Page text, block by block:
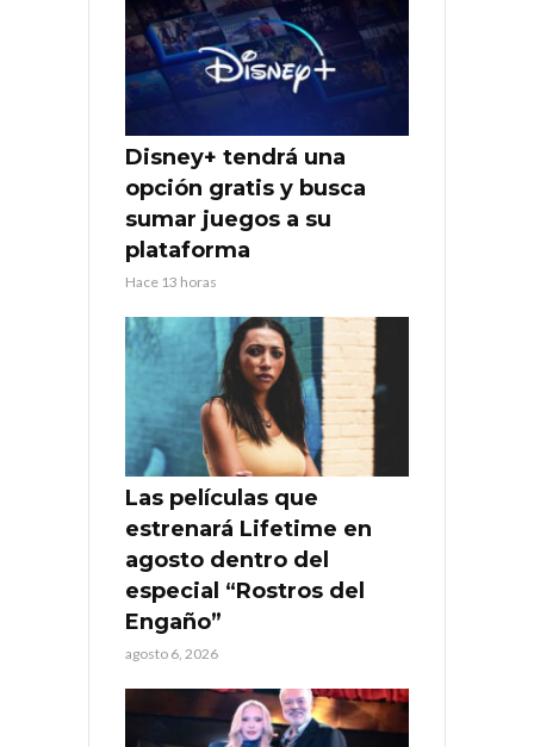
Disney+ tendrá una
opción gratis y busca
sumar juegos a su
plataforma
Hace 13 horas
Las películas que
estrenará Lifetime en
agosto dentro del
especial “Rostros del
Engaño”
agosto 6, 2026